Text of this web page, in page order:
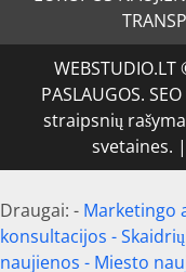
WEBSTUDIO.LT
PASLAUGOS.
straipsnių
svetaines. |
Draugai: - Marketingo
konsultacijos -
naujienos - Miesto